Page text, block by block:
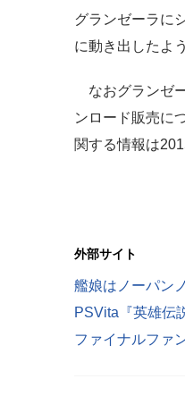
グランゼーラに
に動き出したよ
なおグランゼ
ンロード販売に
関する情報は
外部サイト
ファイナルファ